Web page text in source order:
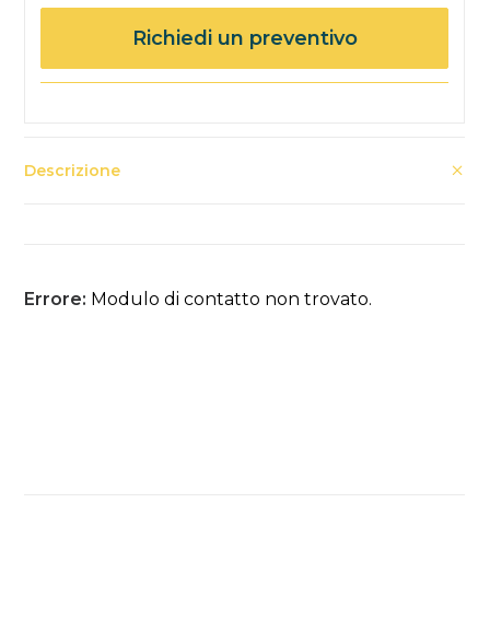
Richiedi un preventivo
Descrizione
Errore: Modulo di contatto non trovato.